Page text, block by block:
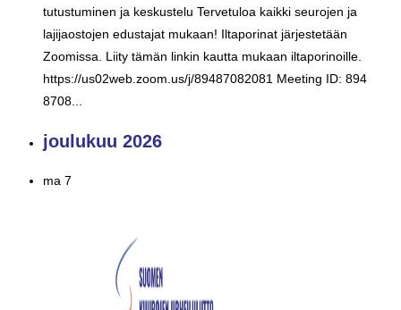
tutustuminen ja keskustelu Tervetuloa kaikki seurojen ja
lajijaostojen edustajat mukaan! Iltaporinat järjestetään
Zoomissa. Liity tämän linkin kautta mukaan iltaporinoille.
https://us02web.zoom.us/j/89487082081 Meeting ID: 894
8708...
joulukuu 2026
ma 7